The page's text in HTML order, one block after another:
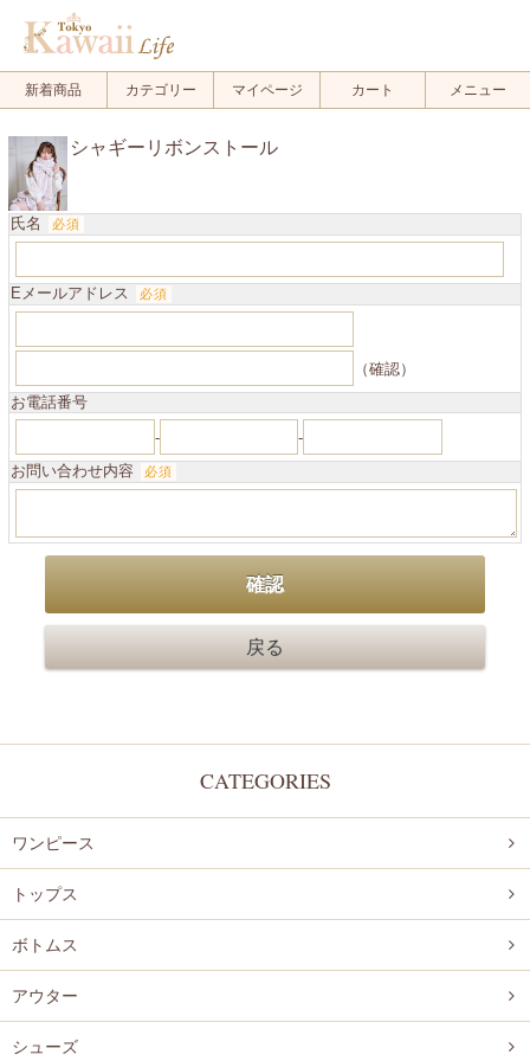
新着商品 カテゴリー マイページ カート メニュー
シャギーリボンストール
氏名 必須
Eメールアドレス 必須
（確認）
お電話番号
-
-
お問い合わせ内容
必須
CATEGORIES
ワンピース
トップス
ボトムス
アウター
シューズ